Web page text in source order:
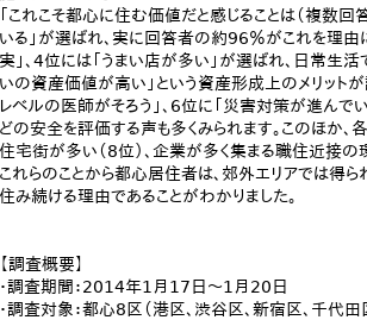
「これこそ都心に住む価値だと感じることは（複数
いる」が選ばれ、実に回答者の約96％がこれを理由
実」、4位には「うまい店が多い」が選ばれ、日常生
いの資産価値が高い」という資産形成上のメリット
レベルの医師がそろう」、6位に「災害対策が進んで
どの安全を評価する声も多くみられます。このほか
住宅街が多い（8位）、企業が多く集まる職住近接の
これらのことから都心居住者は、郊外エリアでは得
住み続ける理由であることがわかりました。
【調査概要】
・調査期間：2014年1月17日～1月20日
・調査対象：都心8区（港区、渋谷区、新宿区、千代